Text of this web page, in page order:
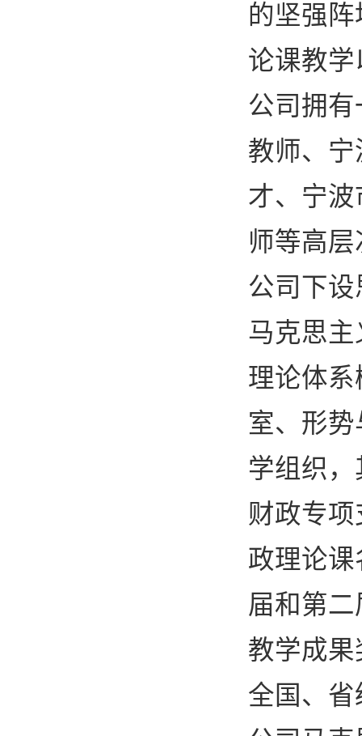
的坚强
论课教
公司拥
教师、
才、宁
师等高
公司下
马克思
理论体
室、形
学组织
财政专
政理论
届和第
教学成
全国、